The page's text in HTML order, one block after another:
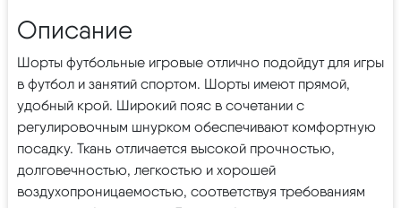
Описание
Шорты футбольные игровые отлично подойдут для игры
в футбол и занятий спортом. Шорты имеют прямой,
удобный крой. Широкий пояс в сочетании с
регулировочным шнурком обеспечивают комфортную
посадку. Ткань отличается высокой прочностью,
долговечностью, легкостью и хорошей
воздухопроницаемостью, соответствуя требованиям